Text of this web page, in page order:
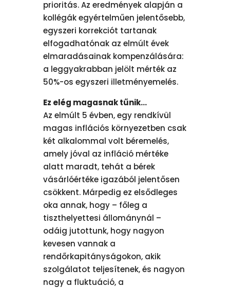
prioritás. Az eredmények alapján a
kollégák egyértelműen jelentősebb,
egyszeri korrekciót tartanak
elfogadhatónak az elmúlt évek
elmaradásainak kompenzálására:
a leggyakrabban jelölt mérték az
50%-os egyszeri illetményemelés.
Ez elég magasnak tűnik…
Az elmúlt 5 évben, egy rendkívül
magas inflációs környezetben csak
két alkalommal volt béremelés,
amely jóval az infláció mértéke
alatt maradt, tehát a bérek
vásárlóértéke igazából jelentősen
csökkent. Márpedig ez elsődleges
oka annak, hogy – főleg a
tiszthelyettesi állománynál –
odáig jutottunk, hogy nagyon
kevesen vannak a
rendőrkapitányságokon, akik
szolgálatot teljesítenek, és nagyon
nagy a fluktuáció, a